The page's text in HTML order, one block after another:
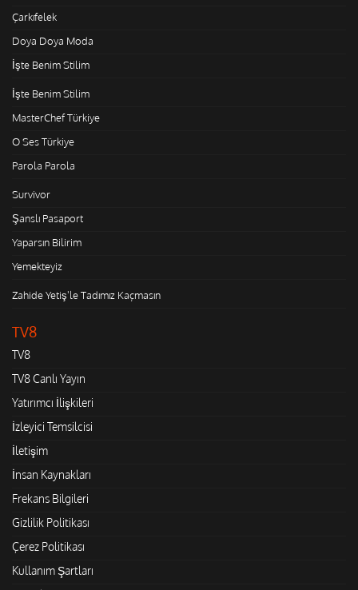
Çarkıfelek
Doya Doya Moda
İşte Benim Stilim
İşte Benim Stilim
MasterChef Türkiye
O Ses Türkiye
Parola Parola
Survivor
Şanslı Pasaport
Yaparsın Bilirim
Yemekteyiz
Zahide Yetiş'le Tadımız Kaçmasın
TV8
TV8
TV8 Canlı Yayın
Yatırımcı İlişkileri
İzleyici Temsilcisi
İletişim
İnsan Kaynakları
Frekans Bilgileri
Gizlilik Politikası
Çerez Politikası
Kullanım Şartları